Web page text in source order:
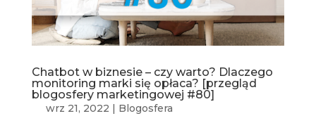
Chatbot w biznesie – czy warto? Dlaczego
monitoring marki się opłaca? [przegląd
blogosfery marketingowej #80]
wrz 21, 2022 | Blogosfera